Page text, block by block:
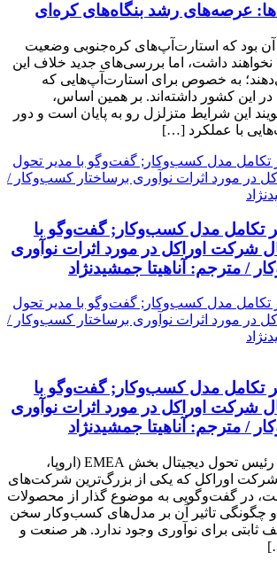
عرصه‌های رشد بنگاه‌های کره‌ای‌
آن بود که استارت‌آپ‌های کره‌جنوبی وضعیت
خوبی در سال ۲۰۱۶ نخواهند داشت، اما بررسی‌های جدید خلاف این
به خصوص برای استارت‌آپ‌هایی که
این کشور داشته‌اند. بر همین اساس،
این شرایط متزلزل رو به پایان است و دور
با عملکرد […]
تکامل مدل کسب‌و‌کار; گفت‌وگو با
شرکت اوراکل در مورد اثرات نوآوری
/ مترجم: آناهیتا جمشیدنژاد
تکامل مدل کسب‌و‌کار; گفت‌وگو با
شرکت اوراکل در مورد اثرات نوآوری
/ مترجم: آناهیتا جمشیدنژاد
مایکل بدنار- برندت، رئیس تحول دیجیتال بخش EMEA (اروپا،
شرکت اوراکل که یکی از بزرگ‌ترین شرکت‌های
در گفت‌وگویی به موضوع گذار از محصولات
چگونگی تاثیر آن بر مدل‌های کسب‌و‌کار سخن
ثابتی برای نوآوری وجود ندارد. هر صنعت و